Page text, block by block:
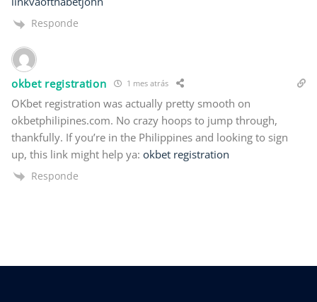
Responde
okbet registration 1 mes atrás
OKbet registration was actually pretty smooth on
okbetphilipines.com. No crazy hoops to jump through,
thankfully. If you’re in the Philippines and looking to sign
up, this link might help ya: okbet registration
Responde